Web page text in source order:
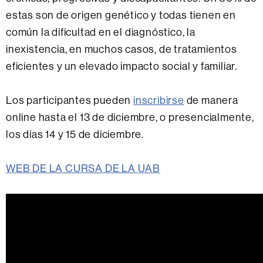
estas son de origen genético y todas tienen en
común la dificultad en el diagnóstico, la
inexistencia, en muchos casos, de tratamientos
eficientes y un elevado impacto social y familiar.
Los participantes pueden inscribirse de manera
online hasta el 13 de diciembre, o presencialmente,
los días 14 y 15 de diciembre.
WEB DE LA CURSA DE LA UAB